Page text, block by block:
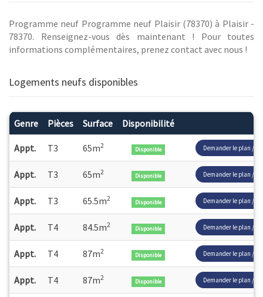
Programme neuf Programme neuf Plaisir (78370) à Plaisir -
78370. Renseignez-vous dès maintenant ! Pour toutes
informations complémentaires, prenez contact avec nous !
Logements neufs disponibles
Genre Pièces Surface Disponibilité
Appt. T3 65m2 Disponible Demander le plan /
Appt. T3 65m2 Disponible Demander le plan /
Appt. T3 65.5m2 Disponible Demander le plan /
Appt. T4 84.5m2 Disponible Demander le plan /
Appt. T4 87m2 Disponible Demander le plan /
Appt. T4 87m2 Disponible Demander le plan /